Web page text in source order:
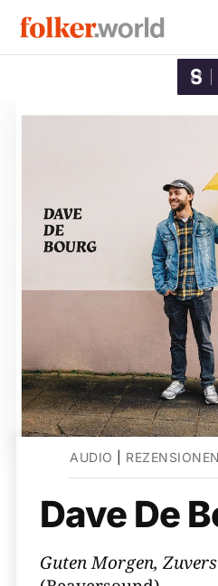
AUDIO REZENSIONEN
Dave De
Guten Morgen,